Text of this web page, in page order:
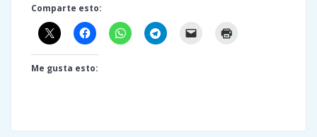
Comparte esto:
Me gusta esto: